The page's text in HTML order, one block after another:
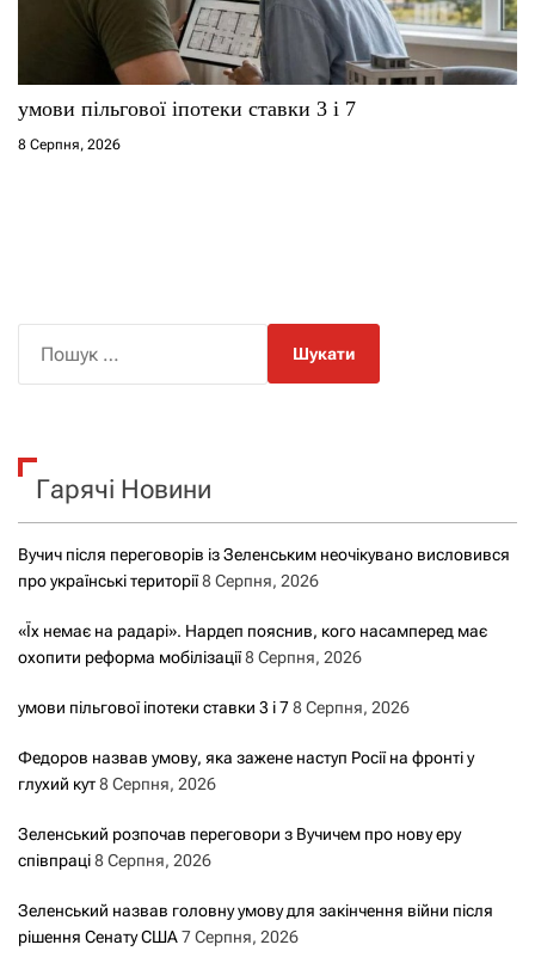
умови пільгової іпотеки ставки 3 і 7
8 Серпня, 2026
к
Гарячі Новини
Вучич після переговорів із Зеленським неочікувано висловився
про українські території8 Серпня, 2026
«Їх немає на радарі». Нардеп пояснив, кого насамперед має
охопити реформа мобілізації8 Серпня, 2026
умови пільгової іпотеки ставки 3 і 78 Серпня, 2026
Федоров назвав умову, яка зажене наступ Росії на фронті у
глухий кут8 Серпня, 2026
Зеленський розпочав переговори з Вучичем про нову еру
співпраці8 Серпня, 2026
Зеленський назвав головну умову для закінчення війни після
рішення Сенату США7 Серпня, 2026